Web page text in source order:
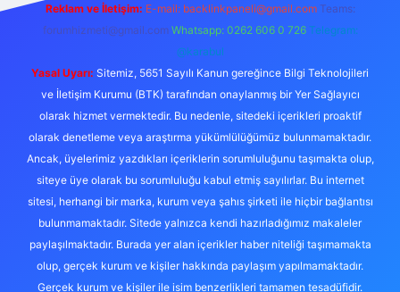
Reklam ve İletişim: E-mail: backlinkpaneli@gmail.com Teams:
forumhizmeti@gmail.com Whatsapp: 0262 606 0 726 Telegram:
@karabul
Yasal Uyarı: Sitemiz, 5651 Sayılı Kanun gereğince Bilgi Teknolojileri
ve İletişim Kurumu (BTK) tarafından onaylanmış bir Yer Sağlayıcı
olarak hizmet vermektedir. Bu nedenle, sitedeki içerikleri proaktif
olarak denetleme veya araştırma yükümlülüğümüz bulunmamaktadır.
Ancak, üyelerimiz yazdıkları içeriklerin sorumluluğunu taşımakta olup,
siteye üye olarak bu sorumluluğu kabul etmiş sayılırlar. Bu internet
sitesi, herhangi bir marka, kurum veya şahıs şirketi ile hiçbir bağlantısı
bulunmamaktadır. Sitede yalnızca kendi hazırladığımız makaleler
paylaşılmaktadır. Burada yer alan içerikler haber niteliği taşımamakta
olup, gerçek kurum ve kişiler hakkında paylaşım yapılmamaktadır.
Gerçek kurum ve kişiler ile isim benzerlikleri tamamen tesadüfidir.